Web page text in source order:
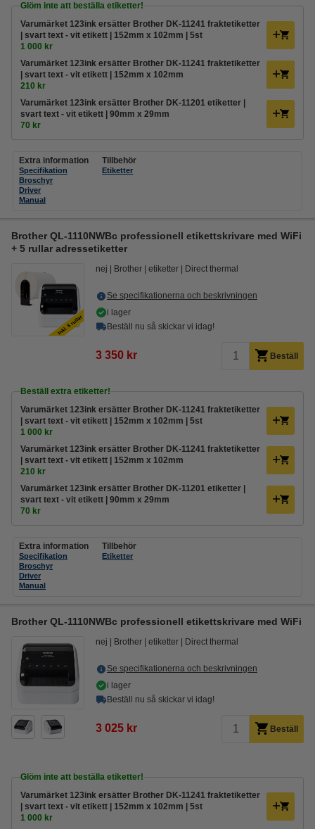
Glöm inte att beställa etiketter!
Varumärket 123ink ersätter Brother DK-11241 fraktetiketter
| svart text - vit etikett | 152mm x 102mm | 5st
1 000 kr
Varumärket 123ink ersätter Brother DK-11241 fraktetiketter
| svart text - vit etikett | 152mm x 102mm
210 kr
Varumärket 123ink ersätter Brother DK-11201 etiketter |
svart text - vit etikett | 90mm x 29mm
70 kr
Extra information
Specifikation
Broschyr
Driver
Manual
Tillbehör
Etiketter
Brother QL-1110NWBc professionell etikettskrivare med WiFi
+ 5 rullar adressetiketter
nej Brother etiketter Direct thermal
Se specifikationerna och beskrivningen
i lager
Beställ nu så skickar vi idag!
3 350 kr Beställ
Beställ extra etiketter!
Varumärket 123ink ersätter Brother DK-11241 fraktetiketter
| svart text - vit etikett | 152mm x 102mm | 5st
1 000 kr
Varumärket 123ink ersätter Brother DK-11241 fraktetiketter
| svart text - vit etikett | 152mm x 102mm
210 kr
Varumärket 123ink ersätter Brother DK-11201 etiketter |
svart text - vit etikett | 90mm x 29mm
70 kr
Extra information
Specifikation
Broschyr
Driver
Manual
Tillbehör
Etiketter
Brother QL-1110NWBc professionell etikettskrivare med WiFi
nej Brother etiketter Direct thermal
Se specifikationerna och beskrivningen
i lager
Beställ nu så skickar vi idag!
3 025 kr Beställ
Glöm inte att beställa etiketter!
Varumärket 123ink ersätter Brother DK-11241 fraktetiketter
| svart text - vit etikett | 152mm x 102mm | 5st
1 000 kr